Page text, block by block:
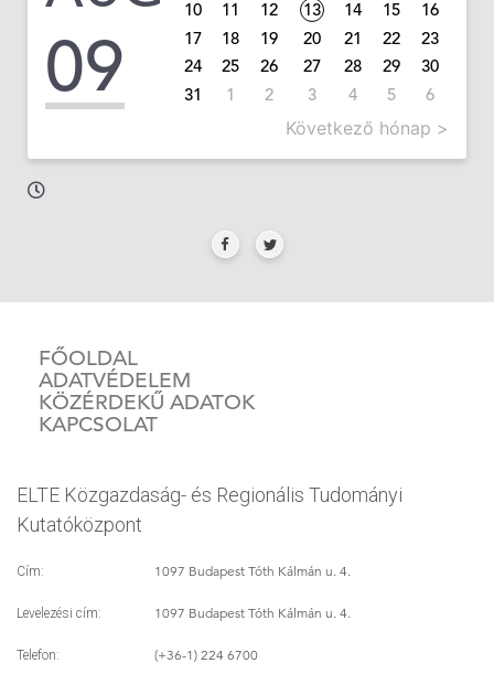
09
10
11 12 13 14 15
16
17
18 19 20 21 22
23
24
25 26 27 28 29
30
31
1 2 3 4 5 6
Következő hónap >
FŐOLDAL
ADATVÉDELEM
KÖZÉRDEKŰ ADATOK
KAPCSOLAT
ELTE Közgazdaság- és Regionális Tudományi
Kutatóközpont
Cím: 1097 Budapest Tóth Kálmán u. 4.
Levelezési cím: 1097 Budapest Tóth Kálmán u. 4.
Telefon: (+36-1) 224 6700